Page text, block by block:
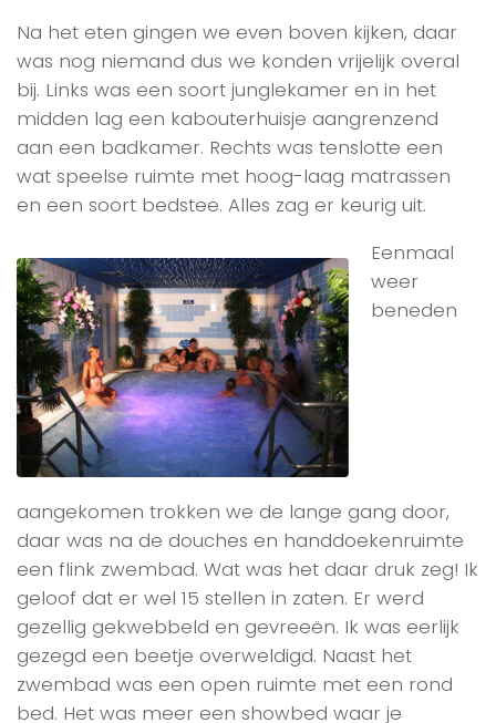
Na het eten gingen we even boven kijken, daar
was nog niemand dus we konden vrijelijk overal
bij. Links was een soort junglekamer en in het
midden lag een kabouterhuisje aangrenzend
aan een badkamer. Rechts was tenslotte een
wat speelse ruimte met hoog-laag matrassen
en een soort bedstee. Alles zag er keurig uit.
Eenmaal
weer
beneden
aangekomen trokken we de lange gang door,
daar was na de douches en handdoekenruimte
een flink zwembad. Wat was het daar druk zeg! Ik
geloof dat er wel 15 stellen in zaten. Er werd
gezellig gekwebbeld en gevreeën. Ik was eerlijk
gezegd een beetje overweldigd. Naast het
zwembad was een open ruimte met een rond
bed. Het was meer een showbed waar je